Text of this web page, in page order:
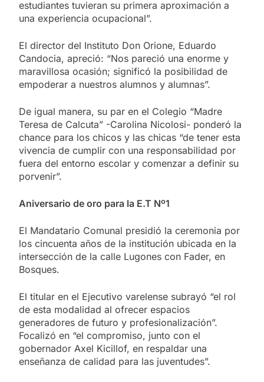
estudiantes tuvieran su primera aproximación a
una experiencia ocupacional”.
El director del Instituto Don Orione, Eduardo
Candocia, apreció: “Nos pareció una enorme y
maravillosa ocasión; significó la posibilidad de
empoderar a nuestros alumnos y alumnas”.
De igual manera, su par en el Colegio “Madre
Teresa de Calcuta” -Carolina Nicolosi- ponderó la
chance para los chicos y las chicas “de tener esta
vivencia de cumplir con una responsabilidad por
fuera del entorno escolar y comenzar a definir su
porvenir”.
Aniversario de oro para la E.T Nº1
El Mandatario Comunal presidió la ceremonia por
los cincuenta años de la institución ubicada en la
intersección de la calle Lugones con Fader, en
Bosques.
El titular en el Ejecutivo varelense subrayó “el rol
de esta modalidad al ofrecer espacios
generadores de futuro y profesionalización”.
Focalizó en “el compromiso, junto con el
gobernador Axel Kicillof, en respaldar una
enseñanza de calidad para las juventudes”.